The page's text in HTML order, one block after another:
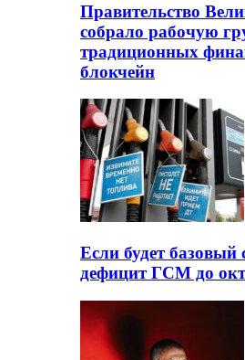
Правительство
собрало рабочую
традиционных
блокчейн
Если будет
дефицит ГСМ до